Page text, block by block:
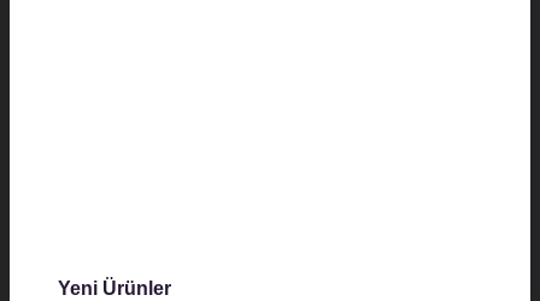
Yeni Ürünler